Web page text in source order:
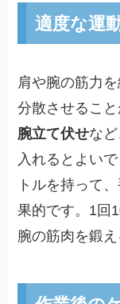
適度な運
肩や腕の筋力
分散させるこ
腕立て伏せな
入れるとよい
トルを持って
果的です。1回
腕の筋肉を鍛え